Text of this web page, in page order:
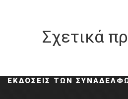
Σχετικά
ΕΚΔΌΣΕΙΣ ΤΩΝ